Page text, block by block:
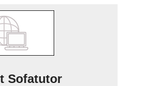
Sofatutor